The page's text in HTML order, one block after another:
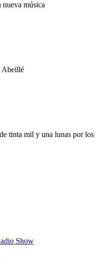
música
Abeillé
tinta mil y una lunas por los